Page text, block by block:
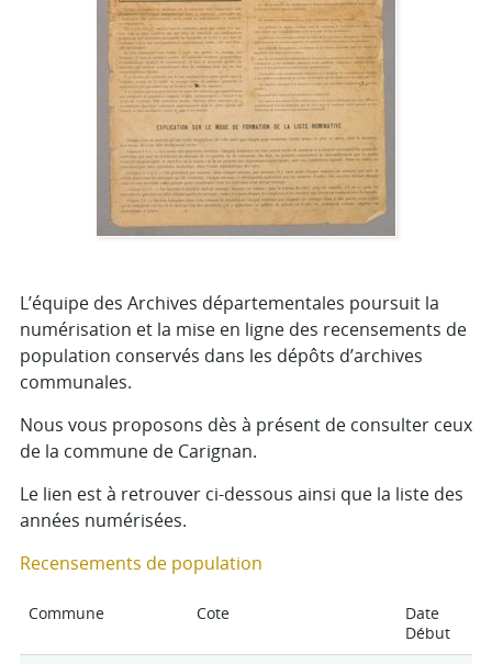
L’équipe des Archives départementales poursuit la
numérisation et la mise en ligne des recensements de
population conservés dans les dépôts d’archives
communales.
Nous vous proposons dès à présent de consulter ceux
de la commune de Carignan.
Le lien est à retrouver ci-dessous ainsi que la liste des
années numérisées.
Recensements de population
Commune Cote
Date
Début